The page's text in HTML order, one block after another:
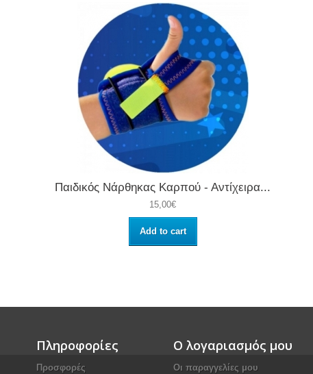
Παιδικός Νάρθηκας Καρπού - Αντίχειρα...
15,00€
Add to cart
Πληροφορίες
Προσφορές
Ο λογαριασμός μου
Οι παραγγελίες μου